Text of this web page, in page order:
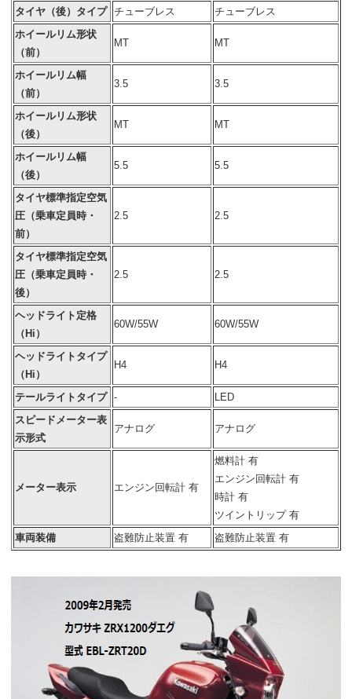
タイヤ（後）タイプ チューブレス
チューブレス
ホイールリム形状
（前）
MT MT
ホイールリム幅
（前）
3.5 3.5
ホイールリム形状
（後）
MT MT
ホイールリム幅
（後）
5.5 5.5
タイヤ標準指定空気
圧（乗車定員時・
前）
2.5 2.5
タイヤ標準指定空気
圧（乗車定員時・
後）
2.5 2.5
ヘッドライト定格
（Hi）
60W/55W 60W/55W
ヘッドライトタイプ
（Hi）
H4 H4
テールライトタイプ -
LED
スピードメーター表
示形式
アナログ アナログ
メーター表示 エンジン回転計 有
燃料計 有
エンジン回転計 有
時計 有
ツイントリップ 有
車両装備
盗難防止装置 有 盗難防止装置 有